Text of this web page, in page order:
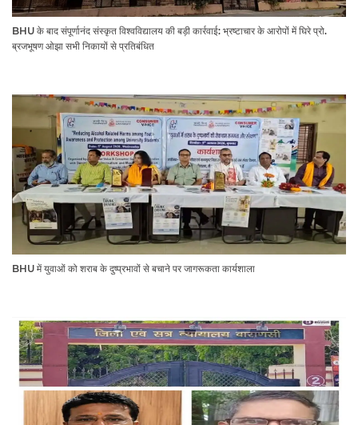
BHU के बाद संपूर्णानंद संस्कृत विश्वविद्यालय की बड़ी कार्रवाई: भ्रष्टाचार के आरोपों में घिरे प्रो.
ब्रजभूषण ओझा सभी निकायों से प्रतिबंधित
BHU में युवाओं को शराब के दुष्प्रभावों से बचाने पर जागरूकता कार्यशाला